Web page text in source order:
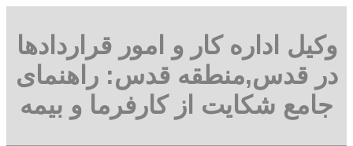
وکیل اداره کار و امور قراردادها
در قدس,منطقه قدس: راهنمای
جامع شکایت از کارفرما و بیمه